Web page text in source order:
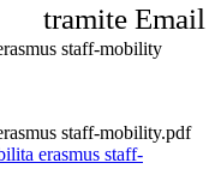
tramite Email
staff-mobility
staff-mobility.pdf
erasmus staff-